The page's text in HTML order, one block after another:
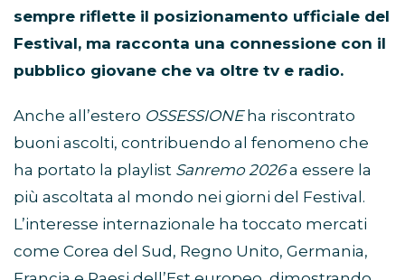
sempre riflette il posizionamento ufficiale del
Festival, ma racconta una connessione con il
pubblico giovane che va oltre tv e radio.
Anche all’estero OSSESSIONEha riscontrato
buoni ascolti, contribuendo al fenomeno che
ha portato la playlist Sanremo 2026a essere la
più ascoltata al mondo nei giorni del Festival.
L’interesse internazionale ha toccato mercati
come Corea del Sud, Regno Unito, Germania,